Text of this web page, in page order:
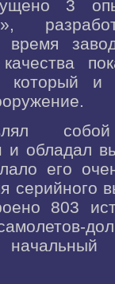
3
время
который
собой
и обладал
его
серийного
803
начальный